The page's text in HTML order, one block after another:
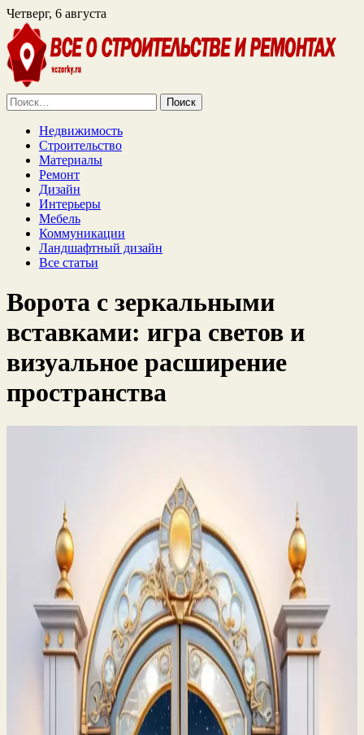
Четверг, 6 августа
Найти:
Недвижимость
Строительство
Материалы
Ремонт
Дизайн
Интерьеры
Мебель
Коммуникации
Ландшафтный дизайн
Все статьи
Ворота с зеркальными
вставками: игра светов и
визуальное расширение
пространства